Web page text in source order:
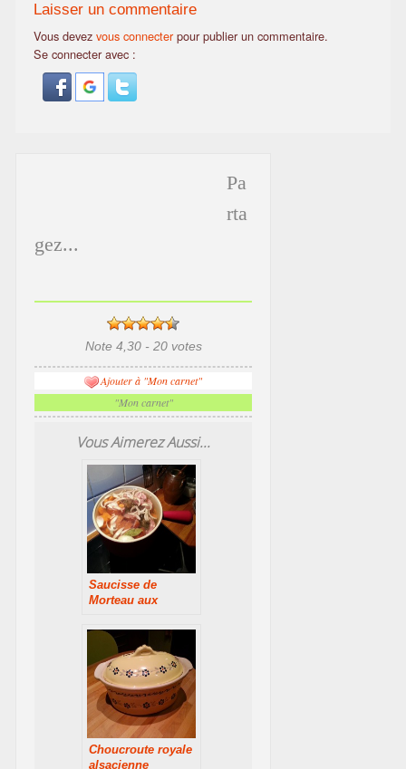
Laisser un commentaire
Vous devez vous connecterpour publier un commentaire.
Se connecter avec :
Pa
rta
gez...
Note 4,30 - 20 votes
Ajouter à "Mon carnet"
"Mon carnet"
Vous Aimerez Aussi...
Saucisse de
Morteau aux
Choucroute royale
alsacienne